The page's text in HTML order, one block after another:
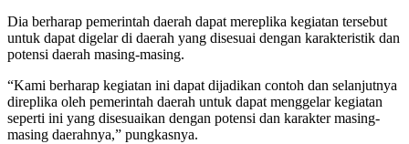
Dia berharap pemerintah daerah dapat mereplika kegiatan tersebut
untuk dapat digelar di daerah yang disesuai dengan karakteristik dan
potensi daerah masing-masing.
“Kami berharap kegiatan ini dapat dijadikan contoh dan selanjutnya
direplika oleh pemerintah daerah untuk dapat menggelar kegiatan
seperti ini yang disesuaikan dengan potensi dan karakter masing-
masing daerahnya,” pungkasnya.